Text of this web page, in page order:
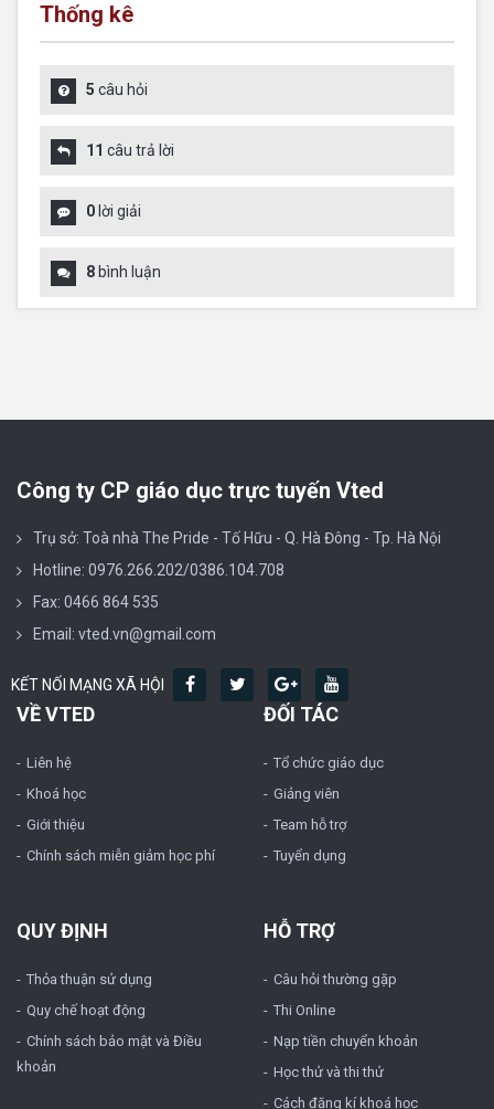
Thống kê
5 câu hỏi
11 câu trả lời
0 lời giải
8 bình luận
Công ty CP giáo dục trực tuyến Vted
Trụ sở: Toà nhà The Pride - Tố Hữu - Q. Hà Đông - Tp. Hà Nội
Hotline: 0976.266.202/0386.104.708
Fax: 0466 864 535
Email: vted.vn@gmail.com
KẾT NỐI MẠNG XÃ HỘI
VỀ VTED
Liên hệ
Khoá học
Giới thiệu
Chính sách miễn giảm học phí
ĐỐI TÁC
Tổ chức giáo dục
Giảng viên
Team hỗ trợ
Tuyển dụng
QUY ĐỊNH
Thỏa thuận sử dụng
Quy chế hoạt động
Chính sách bảo mật và Điều
khoản
HỖ TRỢ
Câu hỏi thường gặp
Thi Online
Nạp tiền chuyển khoản
Học thử và thi thử
Cách đăng kí khoá học